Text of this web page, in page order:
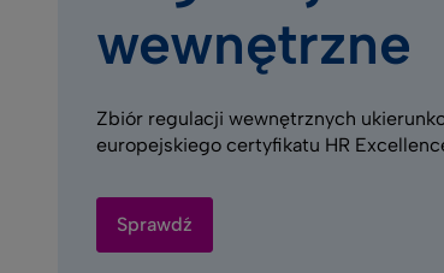
wewnętrzne
Zbiór regulacji wewnętrznych
europejskiego certyfikatu HR
Sprawdź